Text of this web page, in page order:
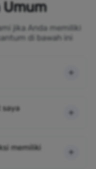
jika Anda memiliki
di bawah ini
saya
memiliki